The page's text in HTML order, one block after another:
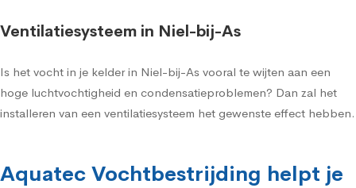
Ventilatiesysteem in Niel-bij-As
Is het vocht in je kelder in Niel-bij-As vooral te wijten aan een
hoge luchtvochtigheid en condensatieproblemen? Dan zal het
installeren van een ventilatiesysteem het gewenste effect hebben.
Aquatec Vochtbestrijding helpt je